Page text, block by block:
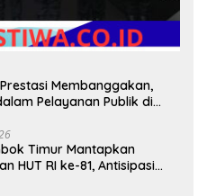
Membanggakan,
Pelayanan Publik di
Timur Mantapkan
HUT RI ke-81, Antisipasi